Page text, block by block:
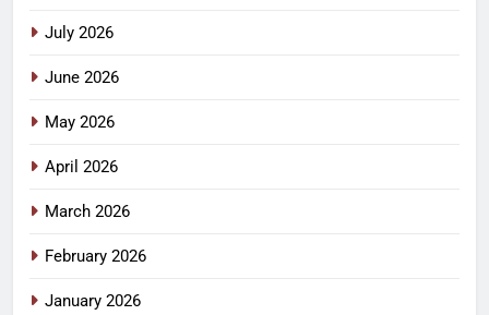
July 2026
June 2026
May 2026
April 2026
March 2026
February 2026
January 2026